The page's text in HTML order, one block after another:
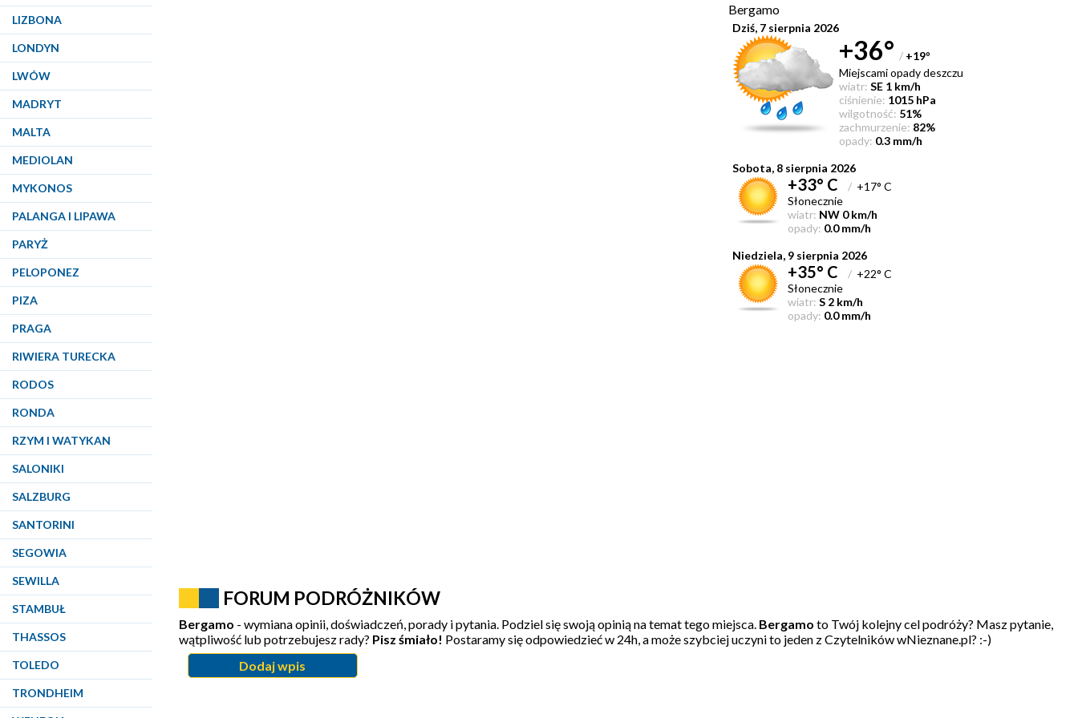
LIZBONA
LONDYN
LWÓW
MADRYT
MALTA
MEDIOLAN
MYKONOS
PALANGA I LIPAWA
PARYŻ
PELOPONEZ
PIZA
PRAGA
RIWIERA TURECKA
RODOS
RONDA
RZYM I WATYKAN
SALONIKI
SALZBURG
SANTORINI
SEGOWIA
SEWILLA
STAMBUŁ
THASSOS
TOLEDO
TRONDHEIM
Bergamo
Dziś, 7 sierpnia 2026
+36° / +19°
Miejscami opady deszczu
wiatr: SE 1 km/h
ciśnienie: 1015 hPa
wilgotność: 51%
zachmurzenie: 82%
opady: 0.3 mm/h
Sobota, 8 sierpnia 2026
+33° C /+17° C
Słonecznie
wiatr: NW 0 km/h
opady: 0.0 mm/h
Niedziela, 9 sierpnia 2026
+35° C /+22° C
Słonecznie
wiatr: S 2 km/h
opady: 0.0 mm/h
FORUM PODRÓŻNIKÓW
Bergamo - wymiana opinii, doświadczeń, porady i pytania. Podziel się swoją opinią na temat tego miejsca. Bergamo to Twój kolejny cel podróży? Masz pytanie,
wątpliwość lub potrzebujesz rady? Pisz śmiało! Postaramy się odpowiedzieć w 24h, a może szybciej uczyni to jeden z Czytelników wNieznane.pl? :-)
Dodaj wpis